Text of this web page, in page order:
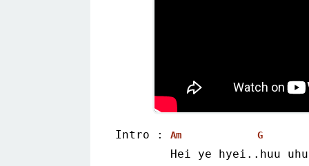
Intro : Am G
Hei ye hyei..huu